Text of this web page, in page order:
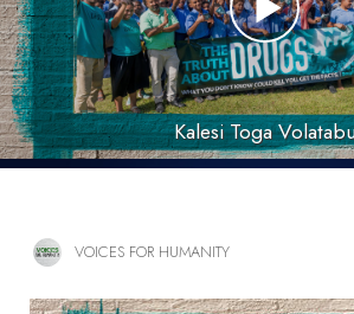
Kalesi Toga
VOICES FOR HUMANITY